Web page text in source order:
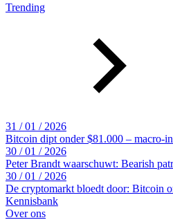
Trending
31 / 01 / 2026
Bitcoin dipt onder $81.000 – macro-
30 / 01 / 2026
Peter Brandt waarschuwt: Bearish
30 / 01 / 2026
De cryptomarkt bloedt door: Bitcoin
Kennisbank
Over ons